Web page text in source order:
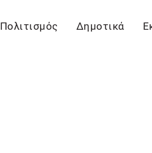
Πολιτισμός Δημοτικά